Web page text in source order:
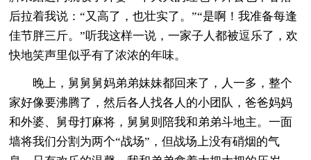
后拉着我说：“又高了，也壮实了。”“是啊！我准备每逢
佳节胖三斤。”听我这样一说，一家子人都被逗乐了，欢
快地笑声里似乎有了浓浓的年味。
晚上，舅舅舅妈弟弟妹妹都回来了，人一多，整个
家好像要沸腾了，然后各人找各人的小团队，爸爸妈妈
和外婆、舅母打麻将，舅舅则陪我和弟弟斗地主。一面
墙将我们分割为两个“战场”，但战场上没有硝烟的气